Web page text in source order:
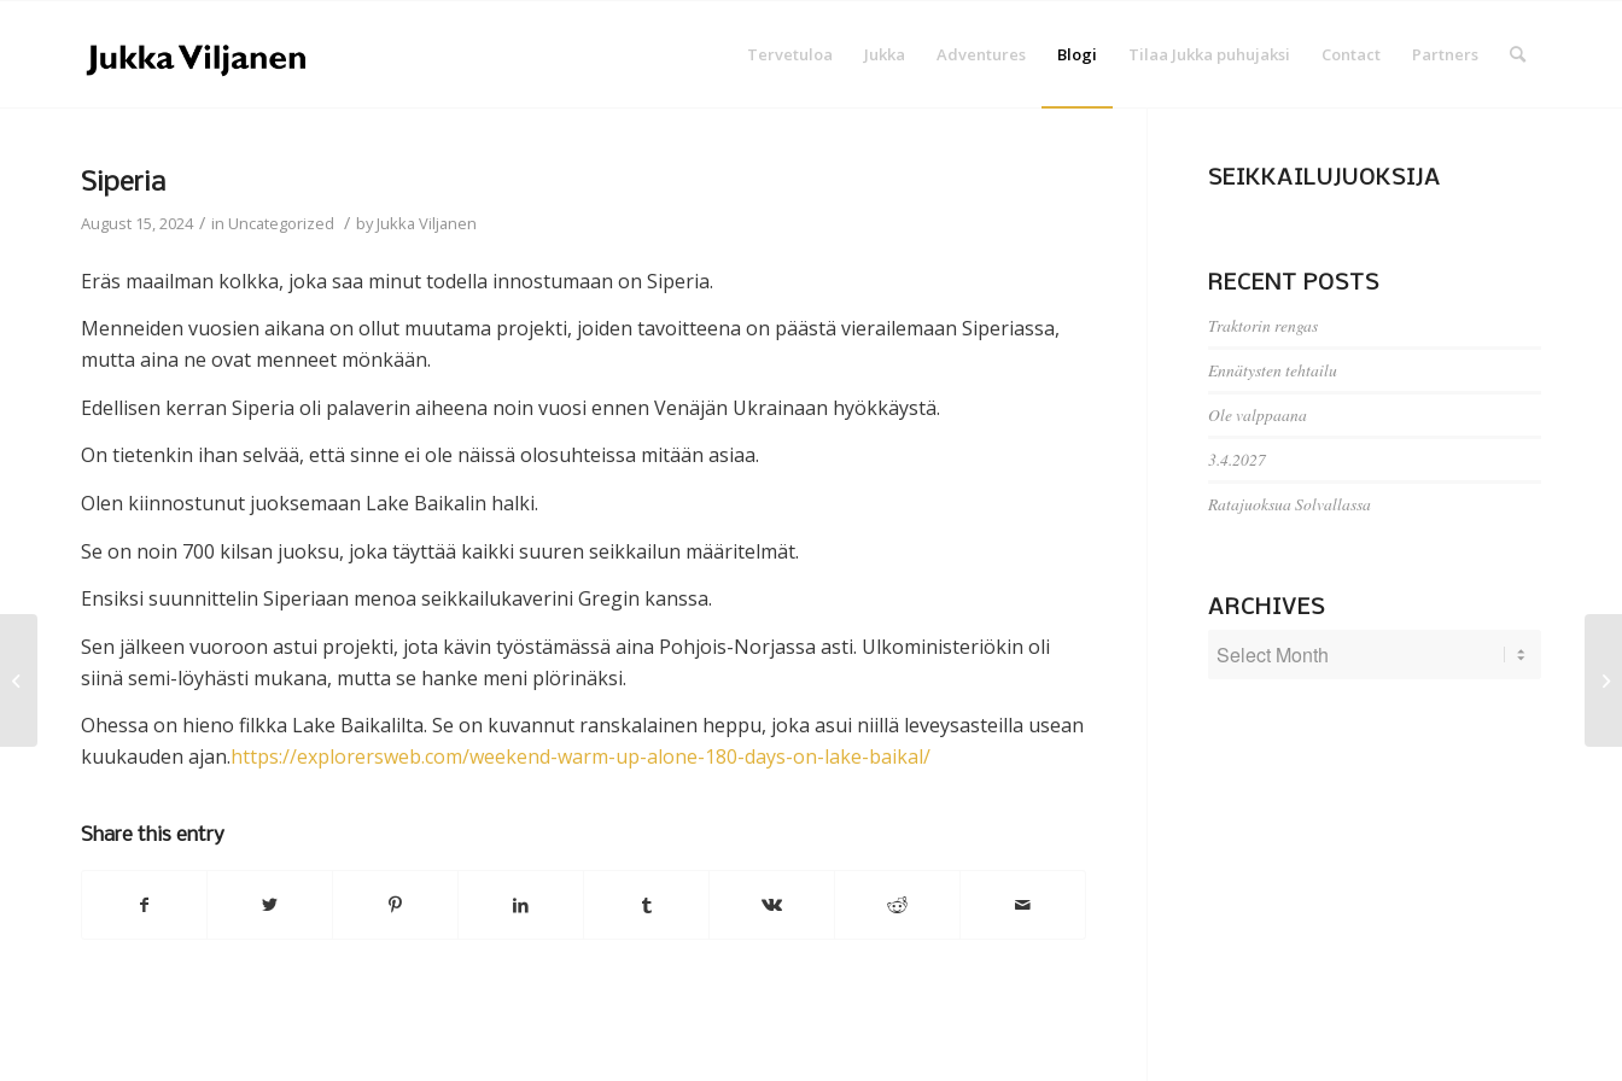
Tervetuloa Jukka Adventures Blogi Tilaa Jukka puhujaksi Contact Partners
Siperia
August 15, 2024 / in Uncategorized / byJukka Viljanen
Eräs maailman kolkka, joka saa minut todella innostumaan on Siperia.
Menneiden vuosien aikana on ollut muutama projekti, joiden tavoitteena on päästä vierailemaan Siperiassa,
mutta aina ne ovat menneet mönkään.
Edellisen kerran Siperia oli palaverin aiheena noin vuosi ennen Venäjän Ukrainaan hyökkäystä.
On tietenkin ihan selvää, että sinne ei ole näissä olosuhteissa mitään asiaa.
Olen kiinnostunut juoksemaan Lake Baikalin halki.
Se on noin 700 kilsan juoksu, joka täyttää kaikki suuren seikkailun määritelmät.
Ensiksi suunnittelin Siperiaan menoa seikkailukaverini Gregin kanssa.
Sen jälkeen vuoroon astui projekti, jota kävin työstämässä aina Pohjois-Norjassa asti. Ulkoministeriökin oli
siinä semi-löyhästi mukana, mutta se hanke meni plörinäksi.
Ohessa on hieno filkka Lake Baikalilta. Se on kuvannut ranskalainen heppu, joka asui niillä leveysasteilla usean
kuukauden ajan.https://explorersweb.com/weekend-warm-up-alone-180-days-on-lake-baikal/
Share this entry
SEIKKAILUJUOKSIJA
RECENT POSTS
Traktorin rengas
Ennätysten tehtailu
Ole valppaana
3.4.2027
Ratajuoksua Solvallassa
ARCHIVES
Lisäravinteet